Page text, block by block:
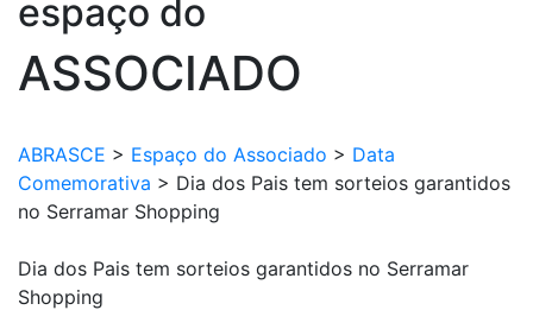
espaço do
ASSOCIADO
ABRASCE > Espaço do Associado > Data
Comemorativa > Dia dos Pais tem sorteios garantidos
no Serramar Shopping
Dia dos Pais tem sorteios garantidos no Serramar
Shopping